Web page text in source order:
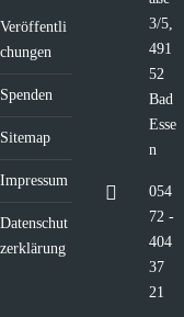
Veröffentli
chungen
Spenden
Sitemap
Impressum
Datenschut
zerklärung
3/5,
491
52
Bad
Esse
n
054
72 -
404
37
21